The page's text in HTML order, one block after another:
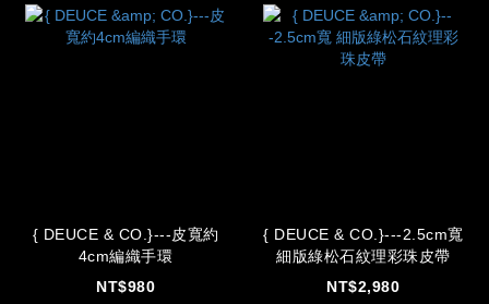
{ DEUCE & CO.}---皮寬約
4cm編織手環
NT$980
{ DEUCE & CO.}---2.5cm寬
細版綠松石紋理彩珠皮帶
NT$2,980